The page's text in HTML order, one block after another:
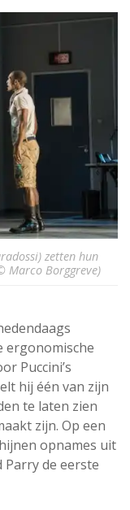
zetten hun
Marco Borggreve)
ergonomische
Puccini’s
hij één van zijn
te laten zien
zijn. Op een
opnames uit
de eerste